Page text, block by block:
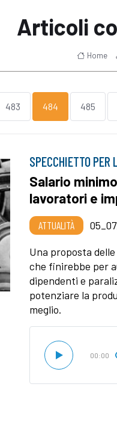
Articoli
Home
483 484 485
SPECCHIETTO PER
Salario
lavoratori e
ATTUALITÀ
Una proposta
che finirebbe per
dipendenti e
potenziare la
meglio.
00:00